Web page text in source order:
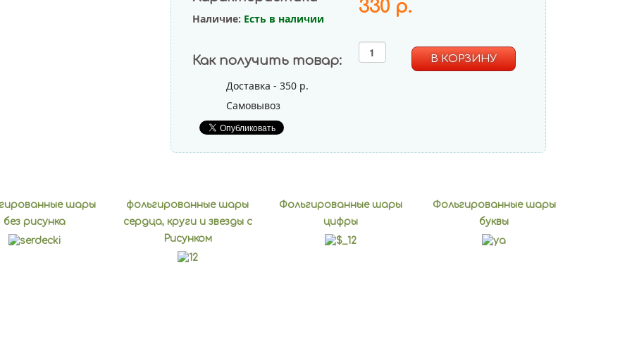
Наличие: Есть в наличии
Как получить товар:
Доставка - 350 р.
Самовывоз
330 р.
шары
без рисунка
фольгированные шары
сердца, круги и звезды с
Рисунком
Фольгированные шары
цифры
Фольгированные шары
буквы